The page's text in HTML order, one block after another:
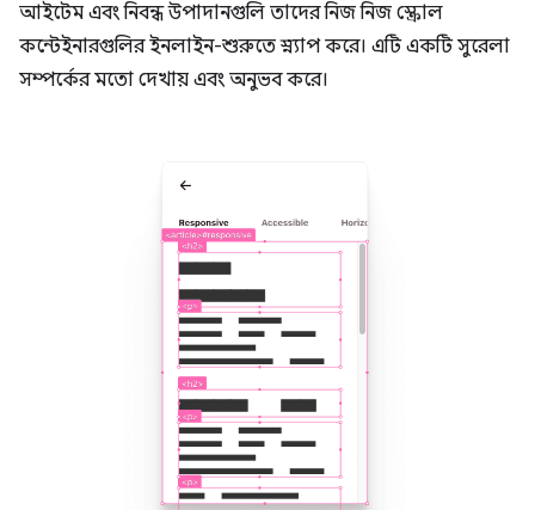
আইটেম এবং নিবন্ধ উপাদানগুলি তাদের নিজ নিজ স্ক্রোল
কন্টেইনারগুলির ইনলাইন-শুরুতে স্ন্যাপ করে। এটি একটি সুরেলা
সম্পর্কের মতো দেখায় এবং অনুভব করে।